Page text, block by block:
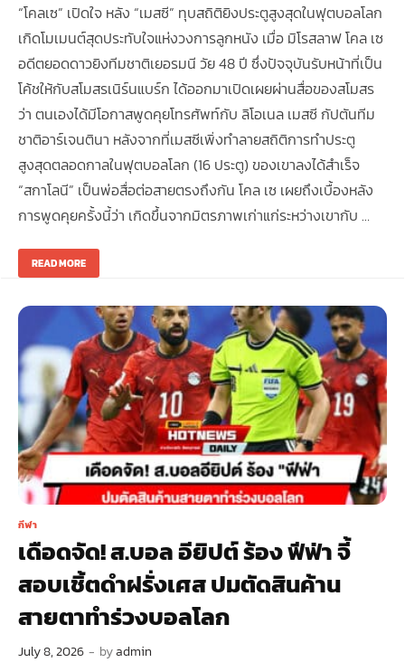
“โคลเซ” เปิดใจ หลัง “เมสซี” ทุบสถิติยิงประตูสูงสุดในฟุตบอลโลก
เกิดโมเมนต์สุดประทับใจแห่งวงการลูกหนัง เมื่อ มิโรสลาฟ โคล เซ
อดีตยอดดาวยิงทีมชาติเยอรมนี วัย 48 ปี ซึ่งปัจจุบันรับหน้าที่เป็น
โค้ชให้กับสโมสรเนิร์นแบร์ก ได้ออกมาเปิดเผยผ่านสื่อของสโมสร
ว่า ตนเองได้มีโอกาสพูดคุยโทรศัพท์กับ ลิโอเนล เมสซี กัปตันทีม
ชาติอาร์เจนตินา หลังจากที่เมสซีเพิ่งทำลายสถิติการทำประตู
สูงสุดตลอดกาลในฟุตบอลโลก (16 ประตู) ของเขาลงได้สำเร็จ
“สกาโลนี” เป็นพ่อสื่อต่อสายตรงถึงกัน โคล เซ เผยถึงเบื้องหลัง
การพูดคุยครั้งนี้ว่า เกิดขึ้นจากมิตรภาพเก่าแก่ระหว่างเขากับ …
READ MORE
กีฬา
เดือดจัด! ส.บอล อียิปต์ ร้อง ฟีฟ่า จี้
สอบเชิ้ตดำฝรั่งเศส ปมตัดสินค้าน
สายตาทำร่วงบอลโลก
July 8, 2026 - byadmin